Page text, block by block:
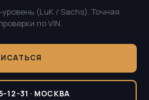
(LuK / Sachs). Точная
по VIN.
12-31 · МОСКВА